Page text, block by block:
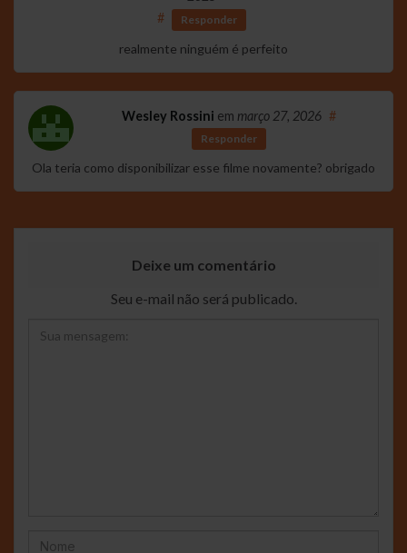
#
Responder
realmente ninguém é perfeito
Wesley Rossini em março 27, 2026 #
Responder
Ola teria como disponibilizar esse filme novamente? obrigado
Deixe um comentário
Seu e-mail não será publicado.